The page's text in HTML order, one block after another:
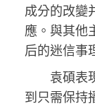
成分的改變
應。與其他
后的迷信事
袁碩表
到只需保持